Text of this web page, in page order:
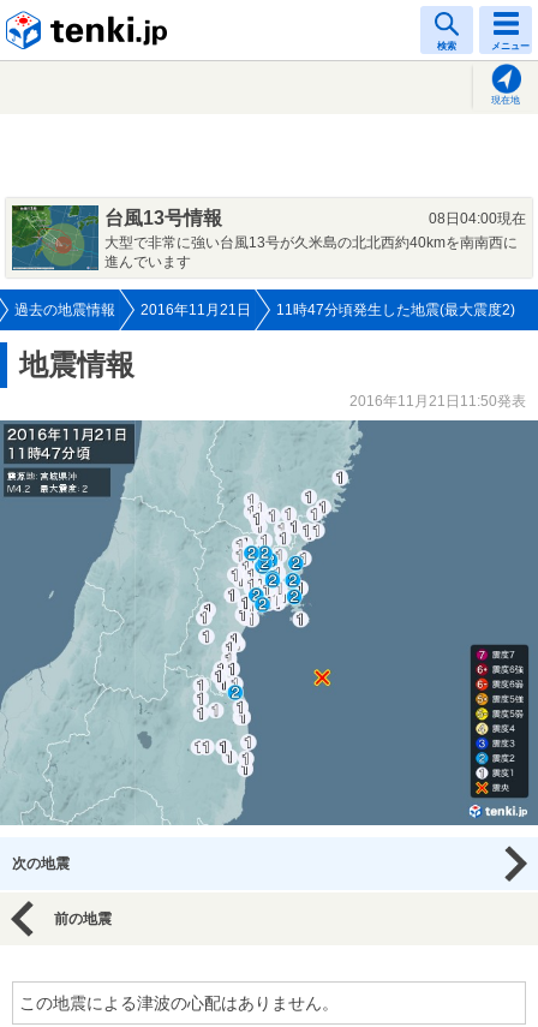
検索 メニュー
現在地
台風13号情報
08日04:00現在
大型で非常に強い台風13号が久米島の北北西約40kmを南南西に
進んでいます
過去の地震情報 2016年11月21日 11時47分頃発生した地震(最大震度2)
地震情報
2016年11月21日11:50発表
次の地震
前の地震
この地震による津波の心配はありません。